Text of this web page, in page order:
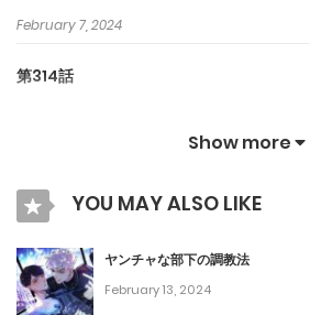
February 7, 2024
第314話
January 27, 2024
第312話
January 26, 2024
Show more
YOU MAY ALSO LIKE
ヤンチャな部下の調教法
February 13, 2024